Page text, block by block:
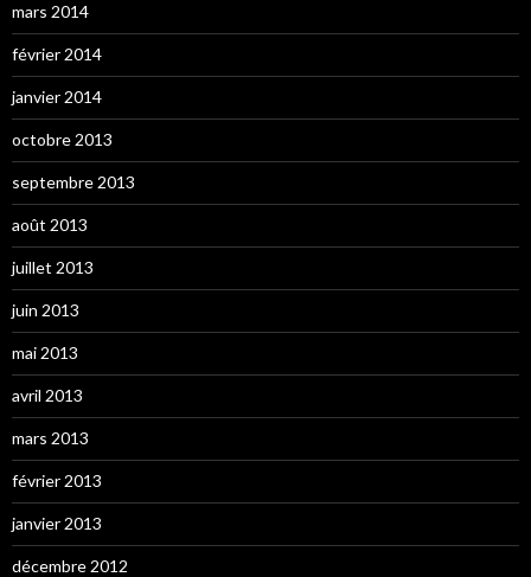
mars 2014
février 2014
janvier 2014
octobre 2013
septembre 2013
août 2013
juillet 2013
juin 2013
mai 2013
avril 2013
mars 2013
février 2013
janvier 2013
décembre 2012